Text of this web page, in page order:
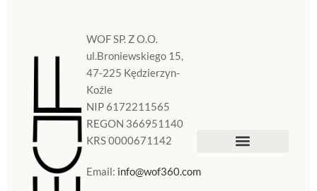
WOF SP. Z O.O.
ul.Broniewskiego 15,
47-225 Kędzierzyn-
Koźle
NIP 6172211565
REGON 366951140
KRS 0000671142
Email: info@wof360.com